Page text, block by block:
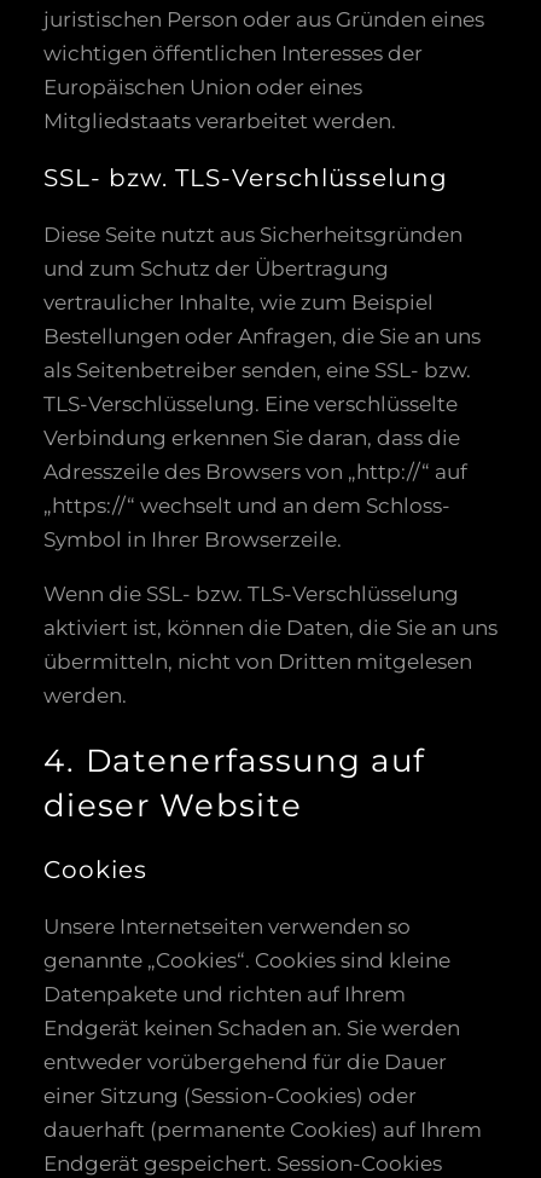
juristischen Person oder aus Gründen eines
wichtigen öffentlichen Interesses der
Europäischen Union oder eines
Mitgliedstaats verarbeitet werden.
SSL- bzw. TLS-Verschlüsselung
Diese Seite nutzt aus Sicherheitsgründen
und zum Schutz der Übertragung
vertraulicher Inhalte, wie zum Beispiel
Bestellungen oder Anfragen, die Sie an uns
als Seitenbetreiber senden, eine SSL- bzw.
TLS-Verschlüsselung. Eine verschlüsselte
Verbindung erkennen Sie daran, dass die
Adresszeile des Browsers von „http://“ auf
„https://“ wechselt und an dem Schloss-
Symbol in Ihrer Browserzeile.
Wenn die SSL- bzw. TLS-Verschlüsselung
aktiviert ist, können die Daten, die Sie an uns
übermitteln, nicht von Dritten mitgelesen
werden.
4. Datenerfassung auf
dieser Website
Cookies
Unsere Internetseiten verwenden so
genannte „Cookies“. Cookies sind kleine
Datenpakete und richten auf Ihrem
Endgerät keinen Schaden an. Sie werden
entweder vorübergehend für die Dauer
einer Sitzung (Session-Cookies) oder
dauerhaft (permanente Cookies) auf Ihrem
Endgerät gespeichert. Session-Cookies